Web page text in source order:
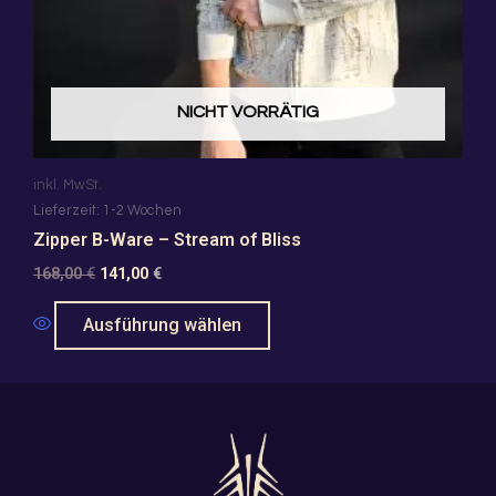
NICHT VORRÄTIG
inkl. MwSt.
Lieferzeit: 1-2 Wochen
Zipper B-Ware – Stream of Bliss
168,00€ 141,00 €
Ausführung wählen
auf
der
werden